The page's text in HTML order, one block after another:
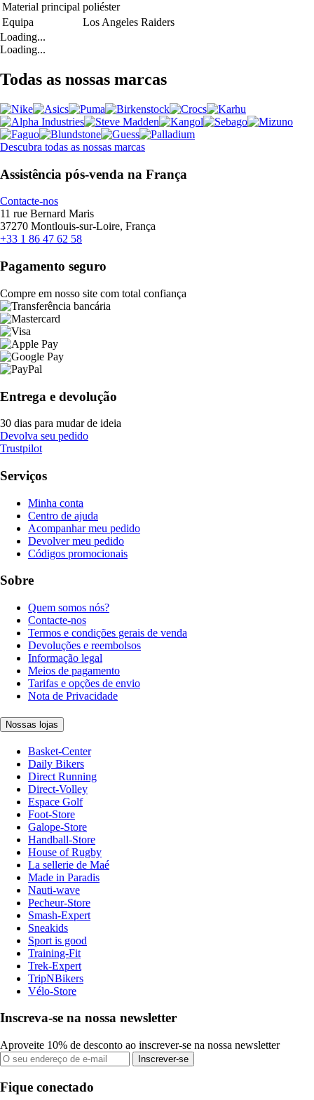
Material principal poliéster
Equipa
Los Angeles Raiders
Loading...
Loading...
Todas as nossas marcas
Descubra todas as nossas marcas
Assistência pós-venda na França
Contacte-nos
11 rue Bernard Maris
37270 Montlouis-sur-Loire, França
+33 1 86 47 62 58
Pagamento seguro
Compre em nosso site com total confiança
Entrega e devolução
30 dias para mudar de ideia
Devolva seu pedido
Trustpilot
Serviços
Minha conta
Centro de ajuda
Acompanhar meu pedido
Devolver meu pedido
Códigos promocionais
Sobre
Quem somos nós?
Contacte-nos
Termos e condições gerais de venda
Devoluções e reembolsos
Informação legal
Meios de pagamento
Tarifas e opções de envio
Nota de Privacidade
Nossas lojas
Basket-Center
Daily Bikers
Direct Running
Direct-Volley
Espace Golf
Foot-Store
Galope-Store
Handball-Store
House of Rugby
La sellerie de Maé
Made in Paradis
Nauti-wave
Pecheur-Store
Smash-Expert
Sneakids
Sport is good
Training-Fit
Trek-Expert
TripNBikers
Vélo-Store
Inscreva-se na nossa newsletter
Aproveite 10% de desconto ao inscrever-se na nossa newsletter
Inscrever-se
Fique conectado